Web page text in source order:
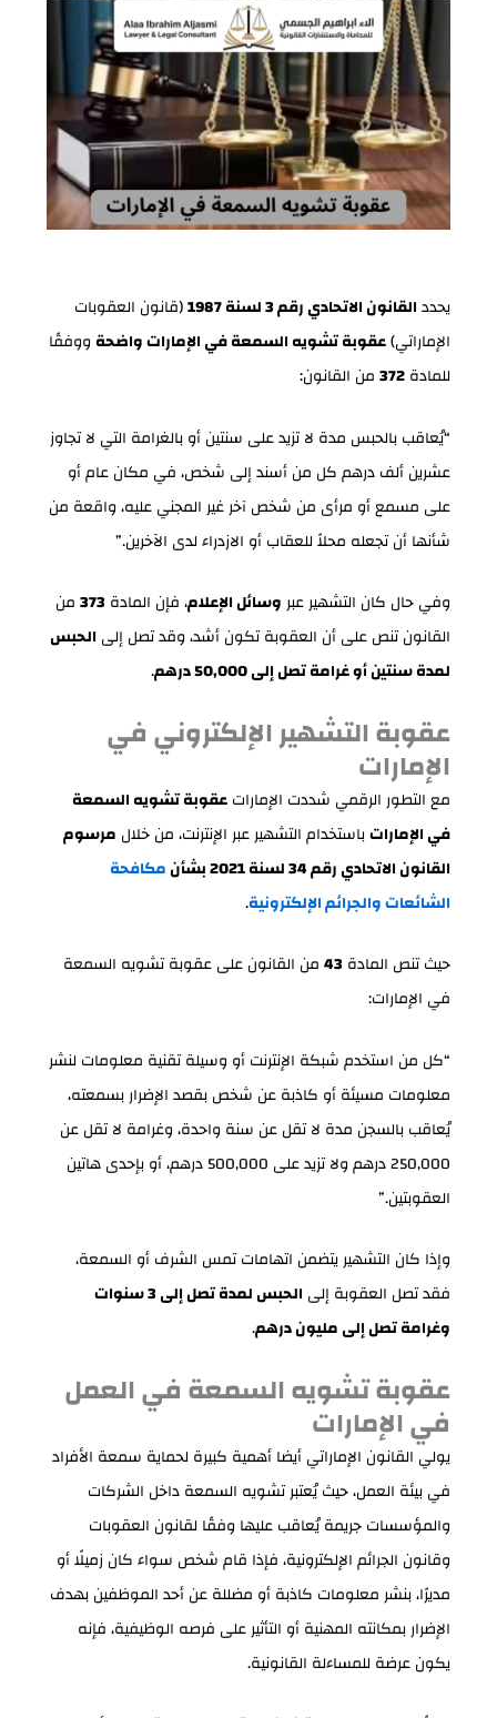
يحددالقانون الاتحادي رقم 3 لسنة 1987
(قانون العقوبات
الإماراتي)عقوبة تشويه السمعة في الإمارات واضحة ووفقًا
للمادة372من القانون:
“يُعاقب بالحبس مدة لا تزيد على سنتين أو بالغرامة التي لا تجاوز
عشرين ألف درهم كل من أسند إلى شخص، في مكان عام أو
على مسمع أو مرأى من شخص آخر غير المجني عليه، واقعة من
شأنها أن تجعله محلاً للعقاب أو الازدراء لدى الآخرين.”
وفي حال كان التشهير عبروسائل الإعلام، فإن المادة 373من
القانون تنص على أن العقوبة تكون أشد، وقد تصل إلى الحبس
لمدة سنتين أو غرامة تصل إلى 50,000 درهم
.
عقوبة التشهير الإلكتروني في
الإمارات
مع التطور الرقمي شددت الإماراتعقوبة تشويه السمعة
في الإماراتباستخدام التشهير عبر الإنترنت، من خلال مرسوم
القانون الاتحادي رقم 34 لسنة 2021 بشأن
مكافحة
الشائعات والجرائم الإلكترونية.
حيث تنص المادة 43من القانون على عقوبة تشويه السمعة
في الإمارات:
“كل من استخدم شبكة الإنترنت أو وسيلة تقنية معلومات لنشر
معلومات مسيئة أو كاذبة عن شخص بقصد الإضرار بسمعته،
يُعاقب بالسجن مدة لا تقل عن سنة واحدة، وغرامة لا تقل عن
250,000 درهم ولا تزيد على 500,000 درهم، أو بإحدى هاتين
العقوبتين.”
وإذا كان التشهير يتضمن اتهامات تمس الشرف أو السمعة،
فقد تصل العقوبة إلى
الحبس لمدة تصل إلى 3 سنوات
وغرامة تصل إلى مليون درهم.
عقوبة تشويه السمعة في العمل
في الإمارات
يولي القانون الإماراتي أيضا أهمية كبيرة لحماية سمعة الأفراد
في بيئة العمل، حيث يُعتبر تشويه السمعة داخل الشركات
والمؤسسات جريمة يُعاقب عليها وفقًا لقانون العقوبات
وقانون الجرائم الإلكترونية، فإذا قام شخص سواء كان زميلًا أو
مديرًا، بنشر معلومات كاذبة أو مضللة عن أحد الموظفين بهدف
الإضرار بمكانته المهنية أو التأثير على فرصه الوظيفية، فإنه
يكون عرضة للمساءلة القانونية.